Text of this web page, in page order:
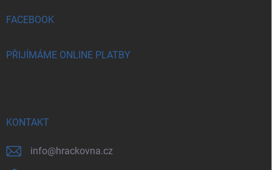
FACEBOOK
PŘIJÍMÁME ONLINE PLATBY
KONTAKT
info@hrackovna.cz